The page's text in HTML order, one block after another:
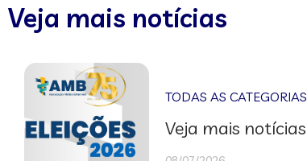
Veja mais notícias
TODAS AS CATEGORIAS
Veja mais notícias